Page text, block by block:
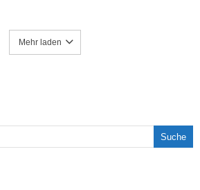
Mehr laden